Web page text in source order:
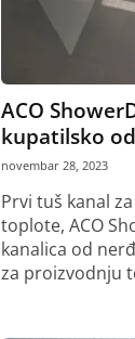
ACO
kupatilsko
novembar 28, 2023
Prvi tuš kanal
toplote, ACO
kanalica od
za proizvodnju